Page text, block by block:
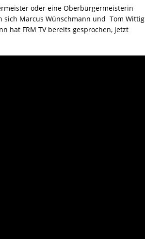
oder eine Oberbürgermeisterin
Marcus Wünschmann und Tom Wittig
hat FRM TV bereits gesprochen, jetzt